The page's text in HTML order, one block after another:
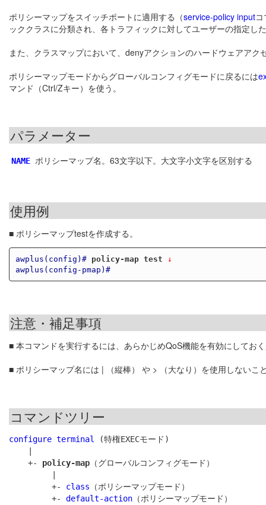
ポリシーマップをスイッチポートに適用する（service-policy input
ッククラスに分類され、各トラフィックに対してユーザーの指定し
また、クラスマップにおいて、denyアクションのハードウェアア
ポリシーマップモードからグローバルコンフィグモードに戻るには
マンド（Ctrl/Zキー）を使う。
パラメーター
NAME ポリシーマップ名。63文字以下。大文字小文字を区別する
使用例
■ ポリシーマップtestを作成する。
awplus(config)# policy-map test ↓
awplus(config-pmap)#
注意・補足事項
■ 本コマンドを実行するには、あらかじめQoS機能を有効にしてお
■ ポリシーマップ名には | （縦棒） や > （大なり）を使用しないこ
コマンドツリー
configure terminal
(特権EXECモード)
    +-
policy-map （グローバルコンフィグモード）
         +-
class （ポリシーマップモード）
         +-
default-action （ポリシーマップモード）